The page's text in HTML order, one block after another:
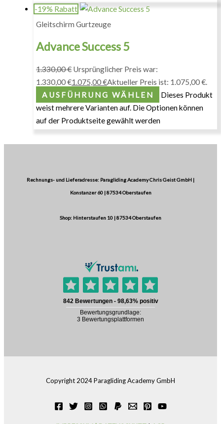
-19% Rabatt
Gleitschirm Gurtzeuge
Advance Success 5
1.330,00€ Ursprünglicher Preis war:
1.330,00 €1.075,00€Aktueller Preis ist: 1.075,00 €.
AUSFÜHRUNG WÄHLEN
Dieses Produkt
weist mehrere Varianten auf. Die Optionen können
auf der Produktseite gewählt werden
Rechnungs- und Lieferadresse: Paragliding Academy Chris Geist GmbH |
Konstanzer 60 | 87534 Oberstaufen
Shop: Hinterstaufen 10 | 87534 Oberstaufen
Copyright 2024 Paragliding Academy GmbH